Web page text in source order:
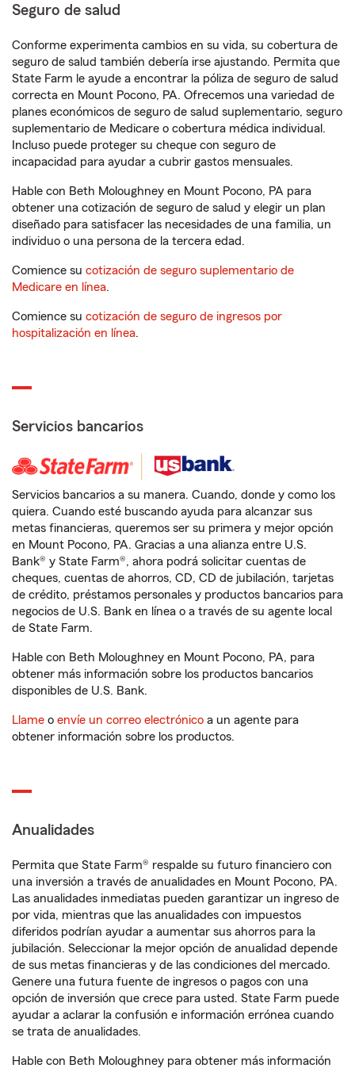
Seguro de salud
Conforme experimenta cambios en su vida, su cobertura de
seguro de salud también debería irse ajustando. Permita que
State Farm le ayude a encontrar la póliza de seguro de salud
correcta en Mount Pocono, PA. Ofrecemos una variedad de
planes económicos de seguro de salud suplementario, seguro
suplementario de Medicare o cobertura médica individual.
Incluso puede proteger su cheque con seguro de
incapacidad para ayudar a cubrir gastos mensuales.
Hable con Beth Moloughney en Mount Pocono, PA para
obtener una cotización de seguro de salud y elegir un plan
diseñado para satisfacer las necesidades de una familia, un
individuo o una persona de la tercera edad.
Comience su cotización de seguro suplementario de
Medicare en línea.
Comience su cotización de seguro de ingresos por
hospitalización en línea.
Servicios bancarios
Servicios bancarios a su manera. Cuando, donde y como los
quiera. Cuando esté buscando ayuda para alcanzar sus
metas financieras, queremos ser su primera y mejor opción
en Mount Pocono, PA. Gracias a una alianza entre U.S.
Bank® y State Farm®, ahora podrá solicitar cuentas de
cheques, cuentas de ahorros, CD, CD de jubilación, tarjetas
de crédito, préstamos personales y productos bancarios para
negocios de U.S. Bank en línea o a través de su agente local
de State Farm.
Hable con Beth Moloughney en Mount Pocono, PA, para
obtener más información sobre los productos bancarios
disponibles de U.S. Bank.
Llame o envíe un correo electrónico a un agente para
obtener información sobre los productos.
Anualidades
Permita que State Farm® respalde su futuro financiero con
una inversión a través de anualidades en Mount Pocono, PA.
Las anualidades inmediatas pueden garantizar un ingreso de
por vida, mientras que las anualidades con impuestos
diferidos podrían ayudar a aumentar sus ahorros para la
jubilación. Seleccionar la mejor opción de anualidad depende
de sus metas financieras y de las condiciones del mercado.
Genere una futura fuente de ingresos o pagos con una
opción de inversión que crece para usted. State Farm puede
ayudar a aclarar la confusión e información errónea cuando
se trata de anualidades.
Hable con Beth Moloughney para obtener más información